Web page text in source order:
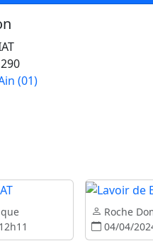
(01)
Roche
04/04/